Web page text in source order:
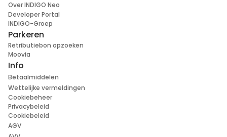
Over INDIGO Neo
Developer Portal
INDIGO-Groep
Parkeren
Retributiebon opzoeken
Moovia
Info
Betaalmiddelen
Wettelijke vermeldingen
Cookiebeheer
Privacybeleid
Cookiebeleid
AGV